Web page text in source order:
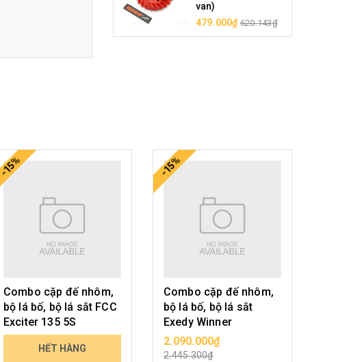
van)
479.000₫ 620.143₫
Combo cặp đế nhôm,
bộ lá bố, bộ lá sắt FCC
Exciter 135 5S
990.000₫
1.158.300₫
HẾT HÀNG
-15%
Combo cặp đế nhôm,
bộ lá bố, bộ lá sắt
Exedy Winner
2.090.000₫
2.445.300₫
CHỌN SẢN PHẨM